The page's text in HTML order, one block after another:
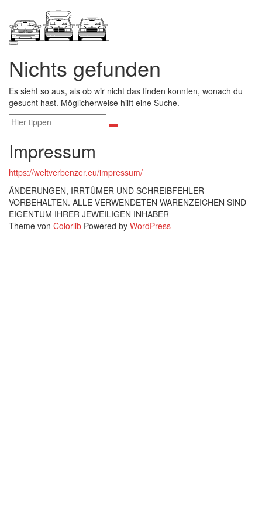
Inhalt
springen
Nichts gefunden
Es sieht so aus, als ob wir nicht das finden konnten, wonach du
gesucht hast. Möglicherweise hilft eine Suche.
Suchen
nach:
Suchen
Impressum
https://weltverbenzer.eu/impressum/
ÄNDERUNGEN, IRRTÜMER UND SCHREIBFEHLER
VORBEHALTEN. ALLE VERWENDETEN WARENZEICHEN SIND
EIGENTUM IHRER JEWEILIGEN INHABER
Theme von Colorlib Powered by WordPress